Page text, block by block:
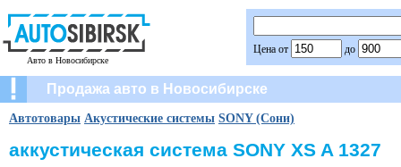
Авто в Новосибирске
Цена от до
Продажа авто в Новосибирске
Автотовары Акустические системы SONY (Сони)
аккустическая система SONY XS A 1327